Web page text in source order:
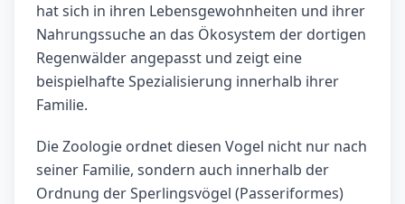
hat sich in ihren Lebensgewohnheiten und ihrer
Nahrungssuche an das Ökosystem der dortigen
Regenwälder angepasst und zeigt eine
beispielhafte Spezialisierung innerhalb ihrer
Familie.
Die Zoologie ordnet diesen Vogel nicht nur nach
seiner Familie, sondern auch innerhalb der
Ordnung der Sperlingsvögel (Passeriformes)